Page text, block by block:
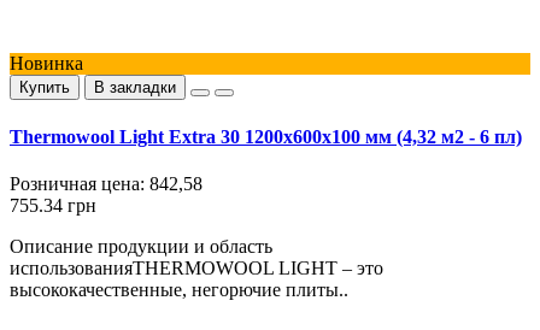
Новинка
Купить В закладки
Thermowool Light Extra 30 1200x600x100 мм (4,32 м2 - 6 пл)
Розничная цена: 842,58
755.34 грн
Описание продукции и область
использованияTHERMOWOOL LIGHT – это
высококачественные, негорючие плиты..